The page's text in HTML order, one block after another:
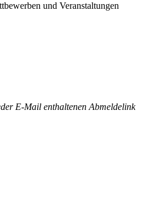
und Veranstaltungen
E-Mail enthaltenen Abmeldelink